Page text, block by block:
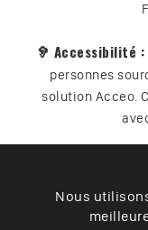
🦻 Accessibilité :
personnes
solution Acceo.
Plan du site
Nous